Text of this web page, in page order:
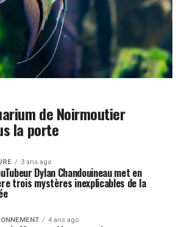
de Noirmoutier
la porte
3 ans ago
Dylan Chandouineau met en
trois mystères inexplicables de la
4 ans ago